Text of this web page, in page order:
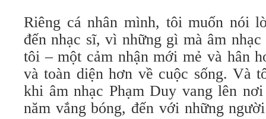
Riêng cá nhân mình, tôi muốn nói
đến nhạc sĩ, vì những gì mà âm
tôi – một cảm nhận mới mẻ và hân
và toàn diện hơn về cuộc sống. Và
khi âm nhạc Phạm Duy vang lên
năm vắng bóng, đến với những